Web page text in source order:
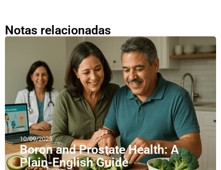
Notas relacionadas
10/09/2025
Boron and Prostate Health: A
Plain-English Guide